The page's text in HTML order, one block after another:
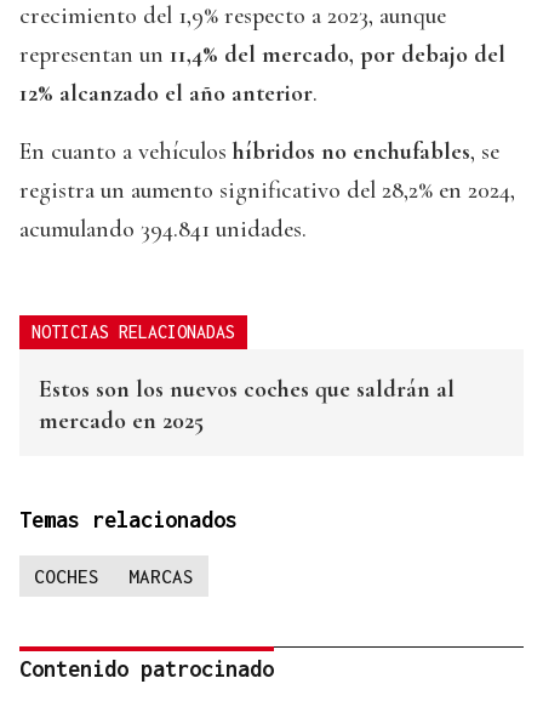
crecimiento del 1,9% respecto a 2023, aunque
representan un 11,4% del mercado, por debajo del
12% alcanzado el año anterior.
En cuanto a vehículos híbridos no enchufables, se
registra un aumento significativo del 28,2% en 2024,
acumulando 394.841 unidades.
NOTICIAS RELACIONADAS
Estos son los nuevos coches que saldrán al
mercado en 2025
Temas relacionados
COCHES MARCAS
Contenido patrocinado